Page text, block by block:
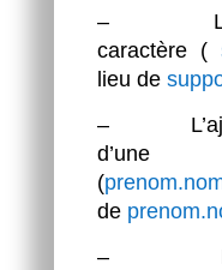
– Le
caractère (
lieu de
– L’ajout
(prenom
de prenom
– La